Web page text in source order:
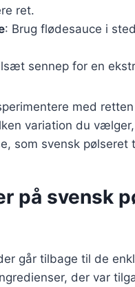
ret.
: Brug flødesauce i
sennep for en
med
variation du
som svensk pølseret
på svensk
går tilbage til de
der var